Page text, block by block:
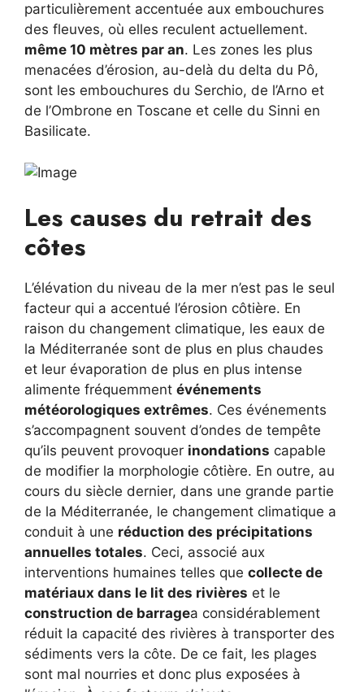
particulièrement accentuée aux embouchures
des fleuves, où elles reculent actuellement.
même 10 mètres par an. Les zones les plus
menacées d’érosion, au-delà du delta du Pô,
sont les embouchures du Serchio, de l’Arno et
de l’Ombrone en Toscane et celle du Sinni en
Basilicate.
Les causes du retrait des
côtes
L’élévation du niveau de la mer n’est pas le seul
facteur qui a accentué l’érosion côtière. En
raison du changement climatique, les eaux de
la Méditerranée sont de plus en plus chaudes
et leur évaporation de plus en plus intense
alimente fréquemment événements
météorologiques extrêmes. Ces événements
s’accompagnent souvent d’ondes de tempête
qu’ils peuvent provoquer inondations capable
de modifier la morphologie côtière. En outre, au
cours du siècle dernier, dans une grande partie
de la Méditerranée, le changement climatique a
conduit à une réduction des précipitations
annuelles totales. Ceci, associé aux
interventions humaines telles que collecte de
matériaux dans le lit des rivières et le
construction de barragea considérablement
réduit la capacité des rivières à transporter des
sédiments vers la côte. De ce fait, les plages
sont mal nourries et donc plus exposées à